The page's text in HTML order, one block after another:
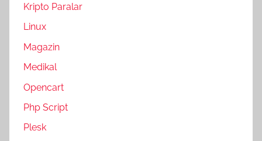
Kripto Paralar
Linux
Magazin
Medikal
Opencart
Php Script
Plesk